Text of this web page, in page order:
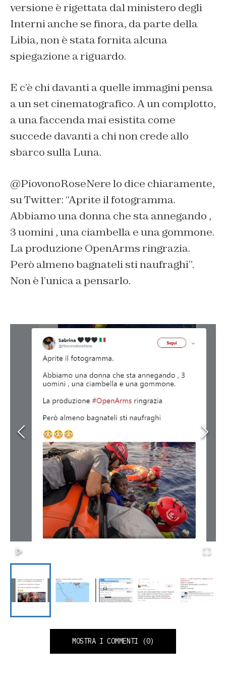
versione è rigettata dal ministero degli
Interni anche se finora, da parte della
Libia, non è stata fornita alcuna
spiegazione a riguardo.
E c’è chi davanti a quelle immagini pensa
a un set cinematografico. A un complotto,
a una faccenda mai esistita come
succede davanti a chi non crede allo
sbarco sulla Luna.
@PiovonoRoseNere lo dice chiaramente,
su Twitter: “Aprite il fotogramma.
Abbiamo una donna che sta annegando ,
3 uomini , una ciambella e una gommone.
La produzione OpenArms ringrazia.
Però almeno bagnateli sti naufraghi”.
Non è l’unica a pensarlo.
MOSTRA I COMMENTI (0)